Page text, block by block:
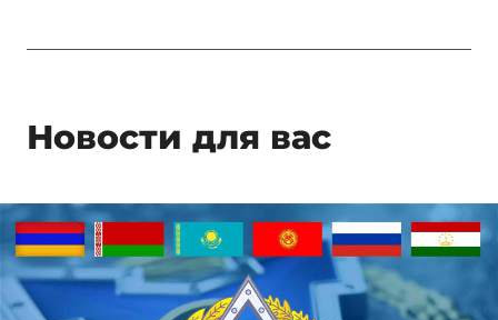
Новости для вас